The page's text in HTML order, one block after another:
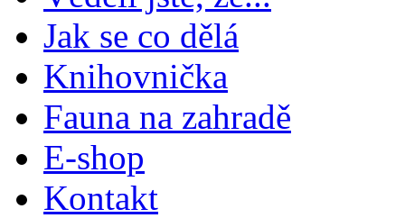
Jak se co dělá
Knihovnička
Fauna na zahradě
E-shop
Kontakt